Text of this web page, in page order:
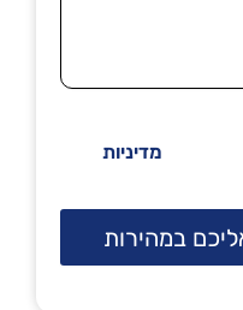
מדיניות
במהירות